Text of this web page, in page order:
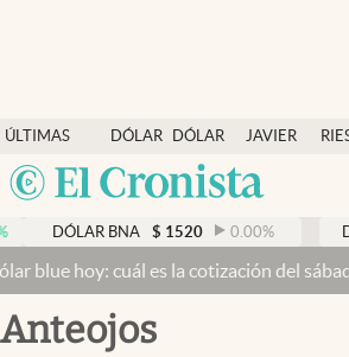
ÚLTIMAS
NOTICIAS
DÓLAR
DÓLAR
BLUE
JAVIER
Dólar
Members
Economía y Política
Finanzas y Mercados
Mercados Online
BNA $ 1520 0.00% DÓLAR BLUE
es la cotización del sábado 8 de
anteojos